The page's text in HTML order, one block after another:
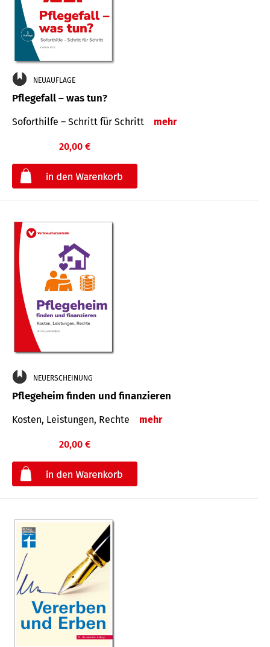
NEUAUFLAGE
Pflegefall – was tun?
Soforthilfe – Schritt für Schritt mehr
20,00 €
NEUERSCHEINUNG
Pflegeheim finden und finanzieren
Kosten, Leistungen, Rechte mehr
20,00 €